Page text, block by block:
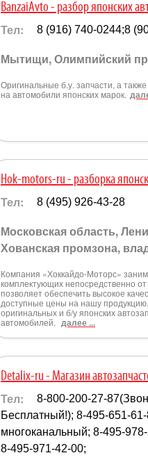
BanzaiAvto - разбор японских
Тел: 8 (916) 740-0244;8
Мытищи, Олимпийский
Оригинальные б.у. запчасти, а
на автомобили японских марок.
Hok-motors-ru - разборка
Тел: 8 (495) 926-43-28
Московская область,
Хованская промзона,
Компания «Хоккайдо-Моторс»
комплектующих непосредственно
позволяет обеспечить высокое
доступные цены на нашу
оригинальных и б/у японских
автомобилей. далее ...
Detalix-ru - Магазин
Тел:
8-800-200-27-
Бесплатный!); 8-495-651-
многоканальный; 8-495-
8-495-971-42-00;